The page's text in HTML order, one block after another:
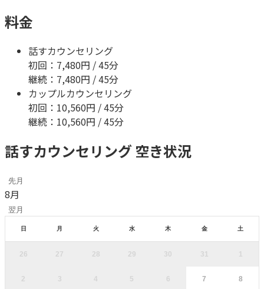
料金
話すカウンセリング
初回： 7,480円 / 45分
継続： 7,480円 / 45分
カップルカウンセリング
初回： 10,560円 / 45分
継続： 10,560円 / 45分
話すカウンセリング 空き状況
先月
8月
翌月
日 月 火 水 木 金 土
26 27 28 29 30 31 1
2 3 4 5 6 7 8